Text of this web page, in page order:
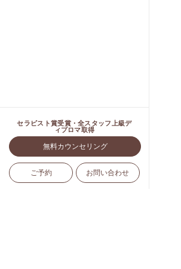
セラピスト賞受賞・全スタッフ上級デ
ィプロマ取得
無料カウンセリング
ご予約 お問い合わせ